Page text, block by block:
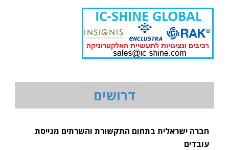
דרושים
חברה ישראלית בתחום התקשורת והשרתים מגייסת
עובדים